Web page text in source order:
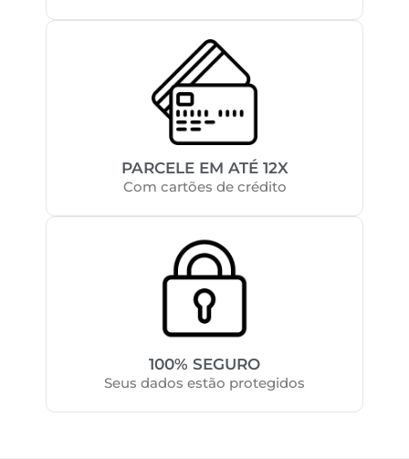
PARCELE EM ATÉ 12X
Com cartões de crédito
100% SEGURO
Seus dados estão protegidos